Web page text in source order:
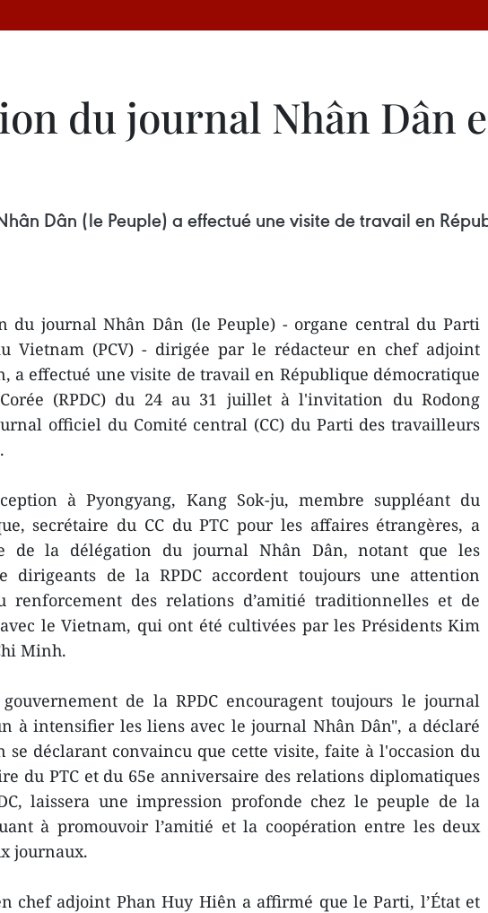
du journal Nhân Dân
Dân (le Peuple) a effectué une visite de travail en
du journal Nhân Dân (le Peuple) - organe central du Parti
Vietnam (PCV) - dirigée par le rédacteur en chef adjoint
a effectué une visite de travail en République démocratique
(RPDC) du 24 au 31 juillet à l'invitation du Rodong
officiel du Comité central (CC) du Parti des travailleurs
à Pyongyang, Kang Sok-ju, membre suppléant du
secrétaire du CC du PTC pour les affaires étrangères, a
de la délégation du journal Nhân Dân, notant que les
dirigeants de la RPDC accordent toujours une attention
renforcement des relations d’amitié traditionnelles et de
le Vietnam, qui ont été cultivées par les Présidents Kim
Minh.
de la RPDC encouragent toujours le journal
à intensifier les liens avec le journal Nhân Dân", a déclaré
se déclarant convaincu que cette visite, faite à l'occasion du
du PTC et du 65e anniversaire des relations diplomatiques
laissera une impression profonde chez le peuple de la
à promouvoir l’amitié et la coopération entre les deux
journaux.
chef adjoint Phan Huy Hiên a affirmé que le Parti, l’État et